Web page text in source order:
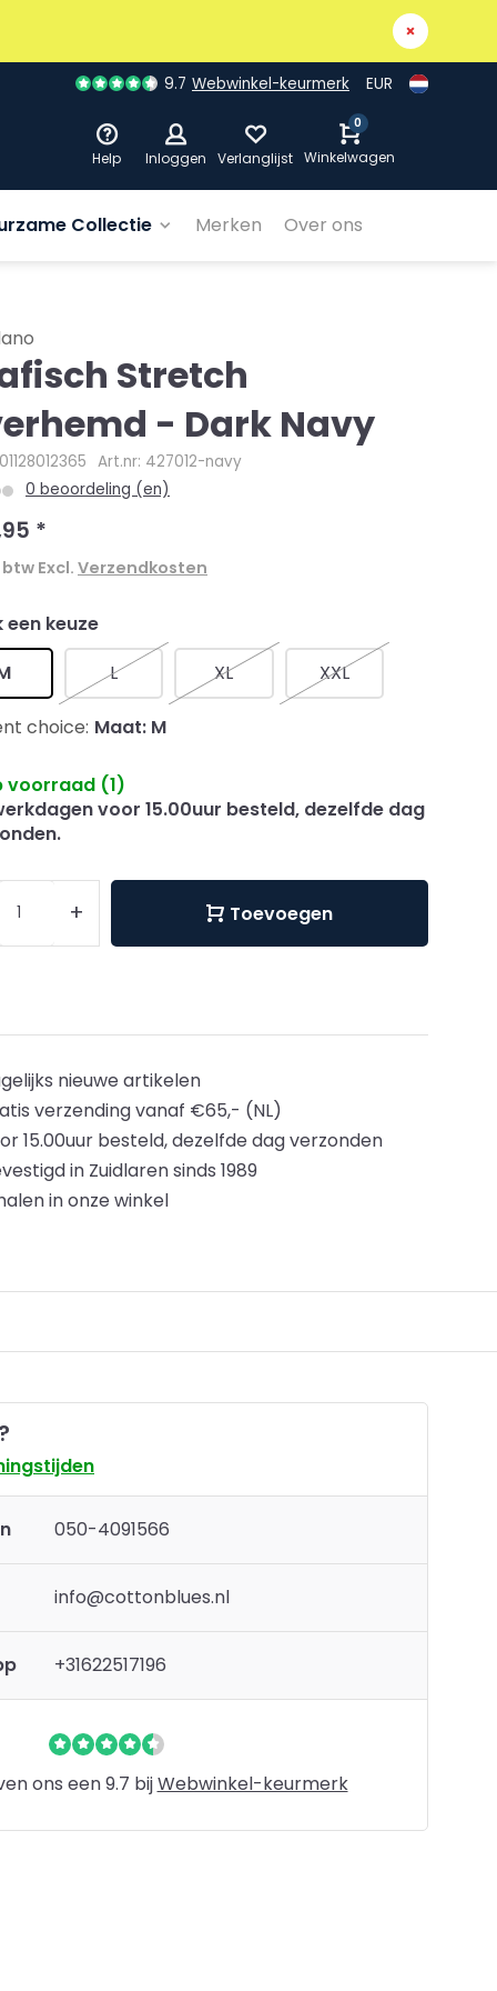
9.7 Webwinkel-keurmerk EUR
Help Inloggen Verlanglijst
0
Winkelwagen
Collectie Merken Over ons
Stretch
- Dark Navy
Art.nr: 427012-navy
0 beoordeling (en)
*
Excl. Verzendkosten
een keuze
L XL XXL
choice: Maat: M
voorraad (1)
voor 15.00uur besteld, dezelfde dag
+ Toevoegen
nieuwe artikelen
verzending vanaf €65,- (NL)
15.00uur besteld, dezelfde dag verzonden
in Zuidlaren sinds 1989
in onze winkel
050-4091566
info@cottonblues.nl
+31622517196
ons een 9.7 bijWebwinkel-keurmerk